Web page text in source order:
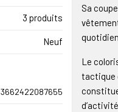
3 produits
Neuf
3662422087655
Sa
Le
tactique